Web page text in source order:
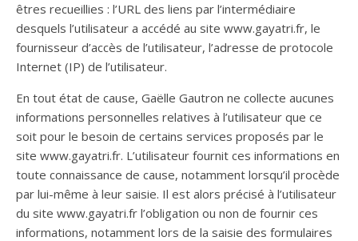
êtres recueillies : l’URL des liens par l’intermédiaire
desquels l’utilisateur a accédé au site www.gayatri.fr, le
fournisseur d’accès de l’utilisateur, l’adresse de protocole
Internet (IP) de l’utilisateur.
En tout état de cause, Gaëlle Gautron ne collecte aucunes
informations personnelles relatives à l’utilisateur que ce
soit pour le besoin de certains services proposés par le
site www.gayatri.fr. L’utilisateur fournit ces informations en
toute connaissance de cause, notamment lorsqu’il procède
par lui-même à leur saisie. Il est alors précisé à l’utilisateur
du site www.gayatri.fr l’obligation ou non de fournir ces
informations, notamment lors de la saisie des formulaires